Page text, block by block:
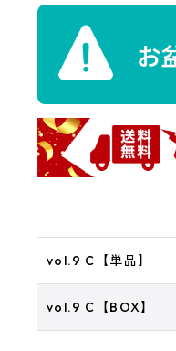
vol.9 C【単品】
vol.9 C【BOX】